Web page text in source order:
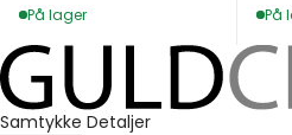
På lager På
Samtykke Detaljer